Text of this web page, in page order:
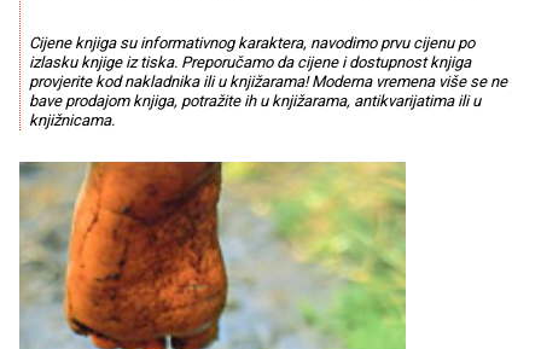
Cijene knjiga su informativnog karaktera, navodimo prvu cijenu po
izlasku knjige iz tiska. Preporučamo da cijene i dostupnost knjiga
provjerite kod nakladnika ili u knjižarama! Moderna vremena više se ne
bave prodajom knjiga, potražite ih u knjižarama, antikvarijatima ili u
knjižnicama.